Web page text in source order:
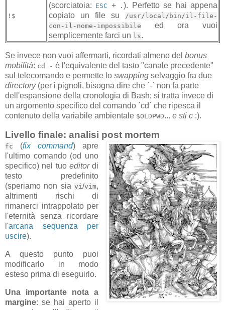
!$
(scorciatoia: ESC + . ). Perfetto se hai appena
copiato un file su
/usr/local/bin/il-file-
con-il-nome-impossibile
ed ora vuoi
semplicemente farci un ls.
Se invece non vuoi affermarti, ricordati almeno del bonus
mobilità: cd - è l'equivalente del tasto "canale precedente"
sul telecomando e permette lo swapping selvaggio fra due
directory(per i pignoli, bisogna dire che `-` non fa parte
dell'espansione della cronologia di Bash; si tratta invece di
un argomento specifico del comando `cd` che ripesca il
contenuto della variabile ambientale $OLDPWD... e sti c :).
Livello finale: analisi post mortem
fc (fix command) apre
l'ultimo comando (od uno
specifico) nel tuo editordi
testo predefinito
(speriamo non siavi/vim,
altrimenti rischi di
rimanerci intrappolato per
l'eternità senza ricordare
l'arcana sequenza per
uscire).
A questo punto puoi
modificarlo in modo
esteso prima di eseguirlo.
Una importante nota a
margine: se hai aperto il